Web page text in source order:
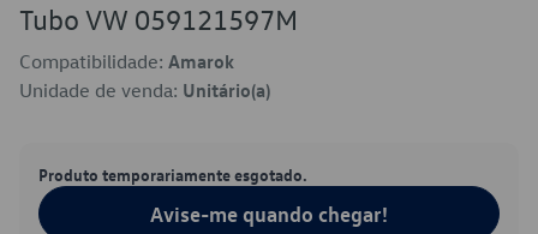
Tubo VW 059121597M
Compatibilidade: Amarok
Unidade de venda: Unitário(a)
Produto temporariamente esgotado.
Avise-me quando chegar!